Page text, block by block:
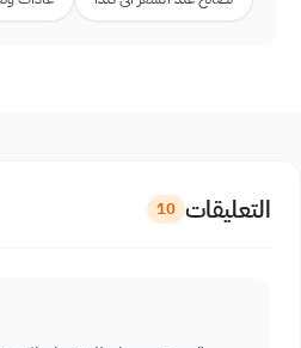
التعليقات 10